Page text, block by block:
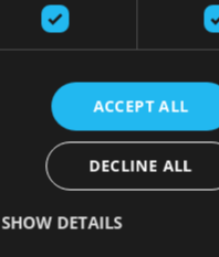
ACCEPT ALL
DECLINE ALL
SHOW DETAILS